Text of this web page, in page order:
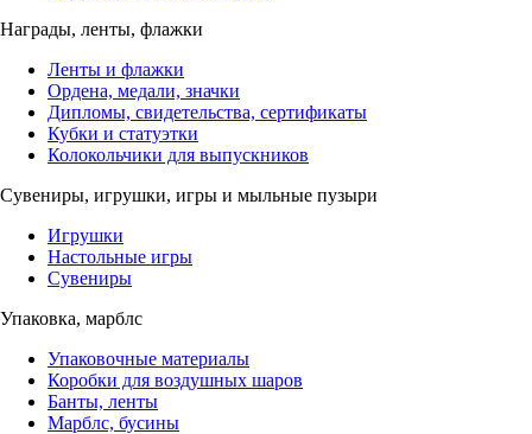
Награды, ленты, флажки
Ленты и флажки
Ордена, медали, значки
Дипломы, свидетельства, сертификаты
Кубки и статуэтки
Колокольчики для выпускников
Сувениры, игрушки, игры и мыльные пузыри
Игрушки
Настольные игры
Сувениры
Упаковка, марблс
Упаковочные материалы
Коробки для воздушных шаров
Банты, ленты
Марблс, бусины